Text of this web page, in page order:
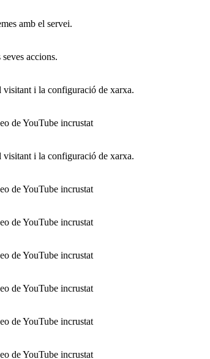
amb el servei.
accions.
i la configuració de xarxa.
de YouTube incrustat
i la configuració de xarxa.
de YouTube incrustat
de YouTube incrustat
de YouTube incrustat
de YouTube incrustat
de YouTube incrustat
de YouTube incrustat